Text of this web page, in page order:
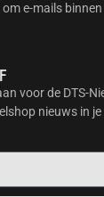
e-mails
voor de DTS-
nieuws in